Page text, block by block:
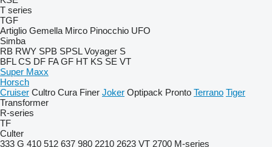
T series
TGF
Artiglio Gemella Mirco Pinocchio UFO
Simba
RB RWY SPB SPSL Voyager S
BFL CS DF FA GF HT KS SE VT
Super Maxx
Horsch
Cruiser Cultro Cura Finer Joker Optipack Pronto Terrano Tiger
Transformer
R-series
TF
Culter
333 G 410 512 637 980 2210 2623 VT 2700 M-series